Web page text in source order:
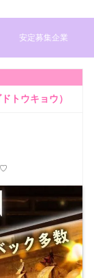
安定募集企業
トウキョウ）
♡